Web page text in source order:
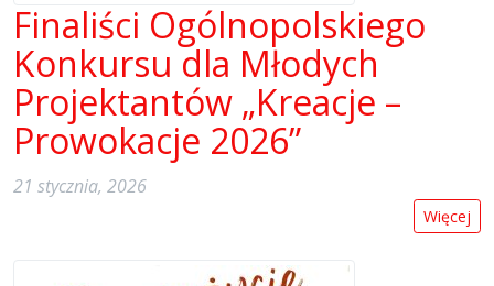
Finaliści Ogólnopolskiego
Konkursu dla Młodych
Projektantów „Kreacje –
Prowokacje 2026”
21 stycznia, 2026
Więcej